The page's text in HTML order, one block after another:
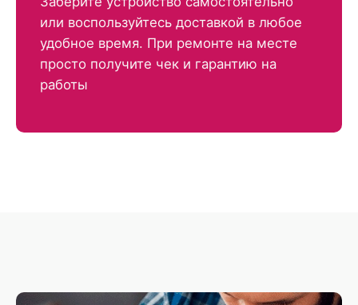
или воспользуйтесь доставкой в любое
удобное время. При ремонте на месте
просто получите чек и гарантию на
работы